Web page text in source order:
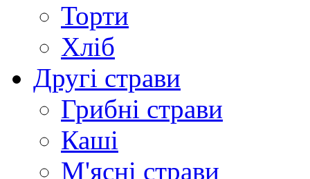
Торти
Хліб
Другі страви
Грибні страви
Каші
М'ясні страви